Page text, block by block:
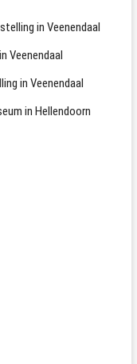
in Veenendaal
Veenendaal
in Veenendaal
in Hellendoorn